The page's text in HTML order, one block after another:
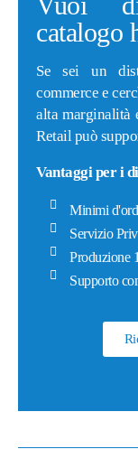
catalogo
Se sei un
commerce e
alta marginalità
Retail può
Vantaggi per i
Minimi
Servizio
Produzione
Supporto